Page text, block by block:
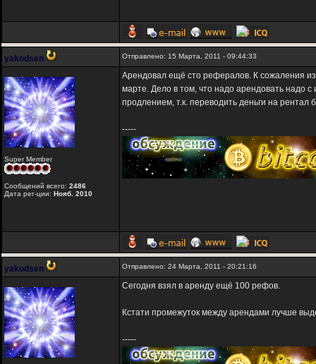
yakodsen Отправлено: 15 Марта, 2011 - 09:44:33
Super Member
Сообщений всего: 2486
Дата рег-ции: Нояб. 2010
Арендовал ещё сто рефералов. К сожаления
марте. Дело в том, что надо арендовать надо
продлением, т.к. переводить деньги на рентал
-----
yakodsen Отправлено: 24 Марта, 2011 - 20:21:16
Сегодня взял в аренду ещё 100 рефов.
Кстати промежуток между арендами лучше
-----